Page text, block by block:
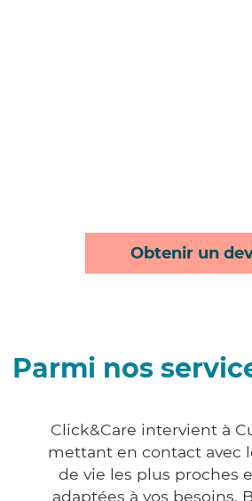
Obtenir un
Parmi nos
Click&Care intervient à
mettant en contact avec
de vie les plus proches
adaptées à vos besoins.